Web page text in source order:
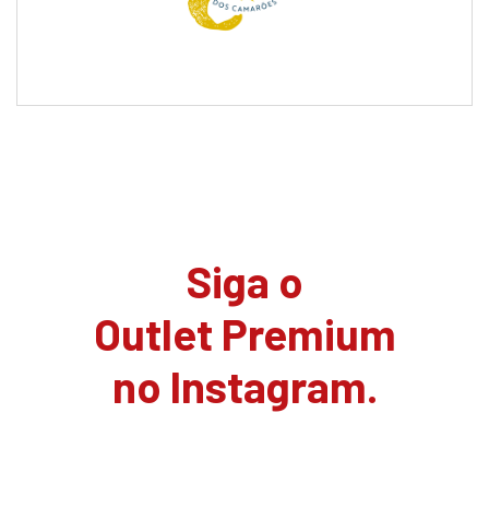
Siga o
Outlet Premium
no Instagram.